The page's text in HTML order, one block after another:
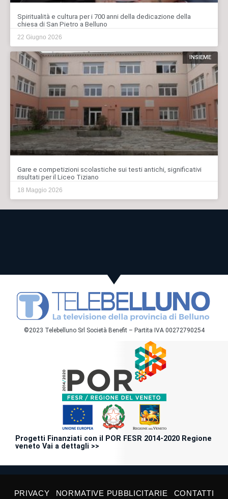
Spiritualità e cultura per i 700 anni della dedicazione della
chiesa di San Pietro a Belluno
22 Giugno 2026
INSIEME
Gare e competizioni scolastiche sui testi antichi, significativi
risultati per il Liceo Tiziano
18 Maggio 2026
©2023 Telebelluno Srl Società Benefit – Partita IVA 00272790254
Progetti Finanziati con il POR FESR 2014-2020 Regione
veneto Vai a dettagli >>
PRIVACY NORMATIVE PUBBLICITARIE CONTATTI